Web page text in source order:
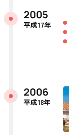
2005
平成17年
2006
平成18年